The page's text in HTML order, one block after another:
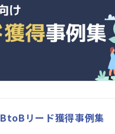
BtoBリード獲得事例集